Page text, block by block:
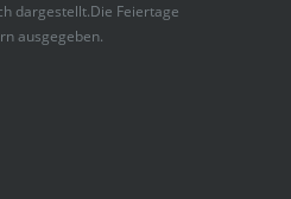
dargestellt.Die Feiertage
ausgegeben.